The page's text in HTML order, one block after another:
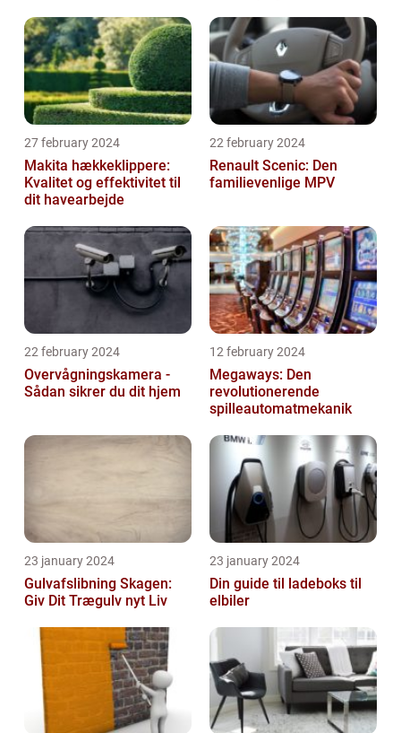
27 february 2024
Makita hækkeklippere:
Kvalitet og effektivitet til
dit havearbejde
22 february 2024
Renault Scenic: Den
familievenlige MPV
22 february 2024
Overvågningskamera -
Sådan sikrer du dit hjem
12 february 2024
Megaways: Den
revolutionerende
spilleautomatmekanik
23 january 2024
Gulvafslibning Skagen:
Giv Dit Trægulv nyt Liv
23 january 2024
Din guide til ladeboks til
elbiler